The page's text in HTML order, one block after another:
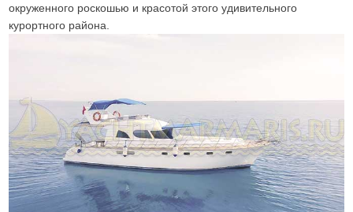
окруженного роскошью и красотой этого удивительного
курортного района.